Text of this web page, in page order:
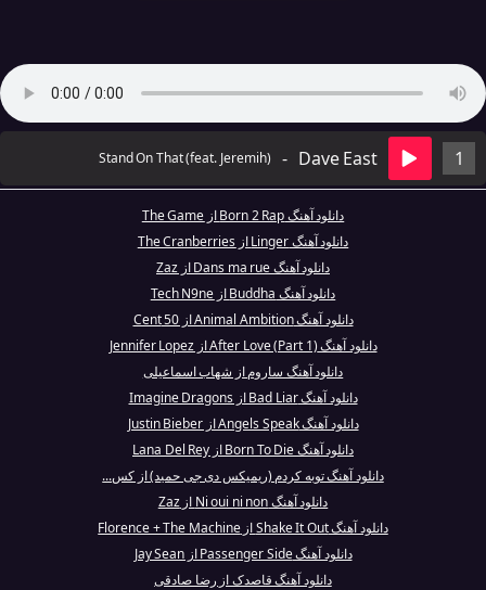
1
Dave East
-
Stand On That (feat. Jeremih)
دانلود آهنگ Born 2 Rap از The Game
دانلود آهنگ Linger از The Cranberries
دانلود آهنگ Dans ma rue از Zaz
دانلود آهنگ Buddha از Tech N9ne
دانلود آهنگ Animal Ambition از 50 Cent
دانلود آهنگ After Love (Part 1) از Jennifer Lopez
دانلود آهنگ ساروم از شهاب اسماعیلی
دانلود آهنگ Bad Liar از Imagine Dragons
دانلود آهنگ Angels Speak از Justin Bieber
دانلود آهنگ Born To Die از Lana Del Rey
دانلود آهنگ توبه کردم (ریمیکس دی جی حمید) از کس...
دانلود آهنگ Ni oui ni non از Zaz
دانلود آهنگ Shake It Out از Florence + The Machine
دانلود آهنگ Passenger Side از Jay Sean
دانلود آهنگ قاصدک از رضا صادقی